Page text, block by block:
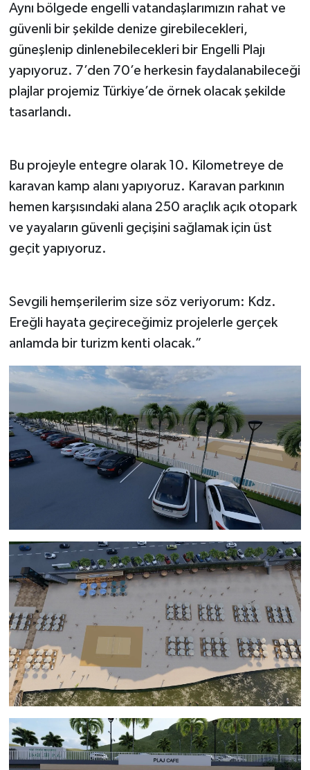
Aynı bölgede engelli vatandaşlarımızın rahat ve
güvenli bir şekilde denize girebilecekleri,
güneşlenip dinlenebilecekleri bir Engelli Plajı
yapıyoruz. 7’den 70’e herkesin faydalanabileceği
plajlar projemiz Türkiye’de örnek olacak şekilde
tasarlandı.
Bu projeyle entegre olarak 10. Kilometreye de
karavan kamp alanı yapıyoruz. Karavan parkının
hemen karşısındaki alana 250 araçlık açık otopark
ve yayaların güvenli geçişini sağlamak için üst
geçit yapıyoruz.
Sevgili hemşerilerim size söz veriyorum: Kdz.
Ereğli hayata geçireceğimiz projelerle gerçek
anlamda bir turizm kenti olacak.”